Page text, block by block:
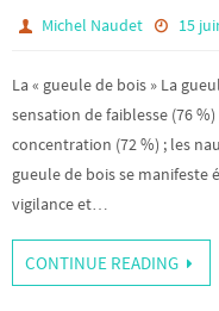
Michel Naudet 15
La « gueule de bois » La
sensation de faiblesse (76
concentration (72 %) ; les
gueule de bois se manifeste
vigilance et…
CONTINUE READING